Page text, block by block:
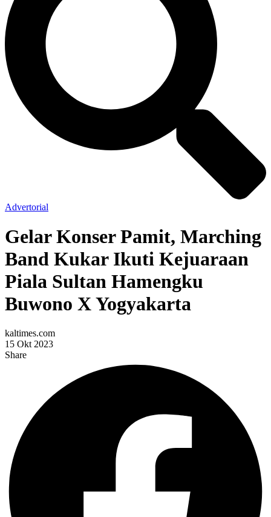
Advertorial
Gelar Konser Pamit, Marching
Band Kukar Ikuti Kejuaraan
Piala Sultan Hamengku
Buwono X Yogyakarta
kaltimes.com
15 Okt 2023
Share